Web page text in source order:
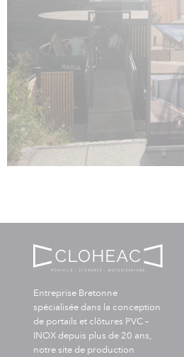
Entreprise Bretonne
spécialisée dans la conception
de portails et clôtures PVC –
INOX depuis plus de 20 ans,
notre site de production